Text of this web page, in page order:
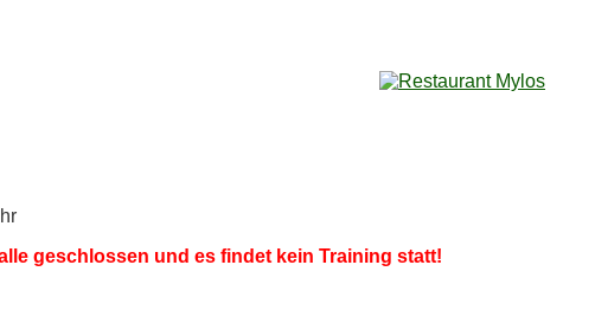
ge­schlos­sen und es fin­det kein Trai­ning statt!